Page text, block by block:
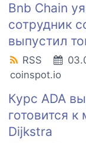
Bnb Chain
сотрудник
выпустил
RSS
coinspot.io
Курс ADA
готовится
Dijkstra